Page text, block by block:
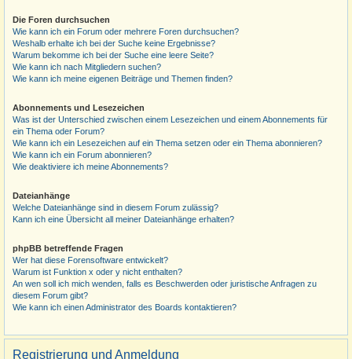
Die Foren durchsuchen
Wie kann ich ein Forum oder mehrere Foren durchsuchen?
Weshalb erhalte ich bei der Suche keine Ergebnisse?
Warum bekomme ich bei der Suche eine leere Seite?
Wie kann ich nach Mitgliedern suchen?
Wie kann ich meine eigenen Beiträge und Themen finden?
Abonnements und Lesezeichen
Was ist der Unterschied zwischen einem Lesezeichen und einem Abonnements für
ein Thema oder Forum?
Wie kann ich ein Lesezeichen auf ein Thema setzen oder ein Thema abonnieren?
Wie kann ich ein Forum abonnieren?
Wie deaktiviere ich meine Abonnements?
Dateianhänge
Welche Dateianhänge sind in diesem Forum zulässig?
Kann ich eine Übersicht all meiner Dateianhänge erhalten?
phpBB betreffende Fragen
Wer hat diese Forensoftware entwickelt?
Warum ist Funktion x oder y nicht enthalten?
An wen soll ich mich wenden, falls es Beschwerden oder juristische Anfragen zu
diesem Forum gibt?
Wie kann ich einen Administrator des Boards kontaktieren?
Registrierung und Anmeldung